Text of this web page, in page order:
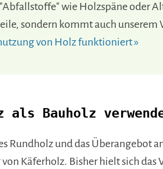
wie Holzspäne oder
sondern kommt auch unserem
von Holz funktioniert »
als Bauholz
Rundholz und das Überangebot
Käferholz. Bisher hielt sich das